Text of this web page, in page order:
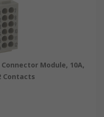
Module, 10A,
Contacts